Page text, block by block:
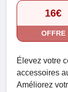
16€
OFFRE
Élevez votre
accessoires
Améliorez